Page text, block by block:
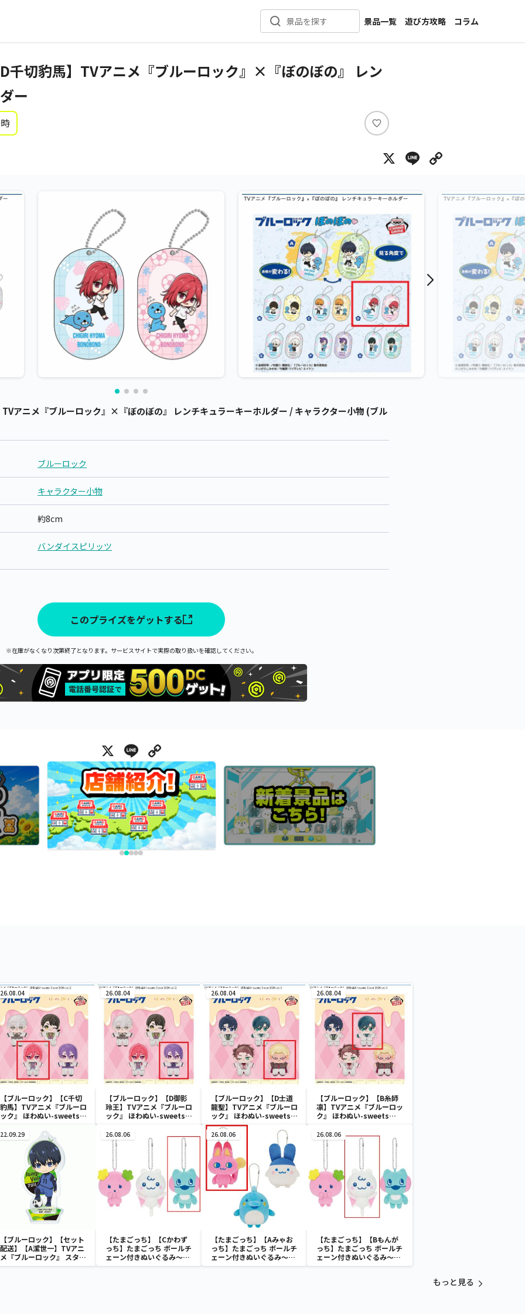
景品を探す
景品一覧
新着景品
遊び方攻略
コラム
インタビュー
千切豹馬】TVアニメ『ブルーロック』×『ぼのぼの』 レン
ー
い
ね
X Line
アニメ『ブルーロック』×『ぼのぼの』 レンチキュラーキーホルダー / キャラクター小物 (ブル
ブルーロック
キャラクター小物
約8cm
バンダイスピリッツ
このプライズをゲットする
※在庫がなくなり次第終了となります。サービスサイトで実際の取り扱いを確認してください。
X Line
26.08.04
【ブルーロック】【C千切
豹馬】TVアニメ『ブルーロ
ック』 ほわぬい-sweets
26.08.04
【ブルーロック】【D御影
玲王】TVアニメ『ブルーロ
ック』 ほわぬい-sweets
26.08.04
【ブルーロック】【D士道
龍聖】TVアニメ『ブルーロ
ック』 ほわぬい-sweets
flavor 2026-vol.1
26.08.04
【ブルーロック】【B糸師
凛】TVアニメ『ブルーロッ
ク』 ほわぬい-sweets
22.09.29
【ブルーロック】【セット
配送】【A潔世一】TVアニ
メ『ブルーロック』 スタン
ド付きデフォルメアクリル
26.08.06
【たまごっち】【Cかわず
っち】たまごっち ボールチ
ェーン付きぬいぐるみ～
Tamagotchi Paradise～
26.08.06
【たまごっち】【Aみゃお
っち】たまごっち ボールチ
ェーン付きぬいぐるみ～
Tamagotchi Paradise～
26.08.06
【たまごっち】【Bもんが
っち】たまごっち ボールチ
ェーン付きぬいぐるみ～
Tamagotchi Paradise～
もっと見る